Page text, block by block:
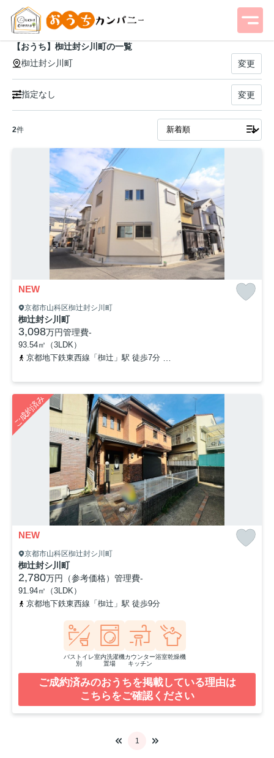
【おうち】椥辻封シ川町の一覧
椥辻封シ川町
変更
指定なし 変更
2件
NEW
京都市山科区椥辻封シ川町
椥辻封シ川町
3,098万円管理費-
93.54㎡（3LDK）
京都地下鉄東西線「椥辻」駅 徒歩7分
ご成約済み
NEW
京都市山科区椥辻封シ川町
椥辻封シ川町
2,780万円（参考価格） 管理費-
91.94㎡（3LDK）
京都地下鉄東西線「椥辻」駅 徒歩9分
バストイレ
別
室内洗濯機
置場
カウンター
キッチン
浴室乾燥機
ご成約済みのおうちを掲載している理由は
こちらをご確認ください
1